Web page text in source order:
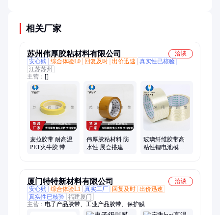
相关厂家
苏州伟厚胶粘材料有限公司
洽谈
安心购
综合体验L0 回复及时 出价迅速
真实性已核验
江苏苏州
主营： []
麦拉胶带 耐高温
PET火牛胶 带 线
伟厚胶粘材料 防
水性 展会搭建布
玻璃纤维胶带高
粘性锂电池模型
厦门特特新材料有限公司
洽谈
安心购
综合体验L1 真实工厂 回复及时 出价迅速
真实性已核验 福建厦门
主营： 电子产品胶带、工业产品胶带、保护膜